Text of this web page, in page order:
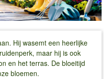
Hij wasemt een heerlijke
maar hij is ook
en het terras. De bloeitijd
bloemen.